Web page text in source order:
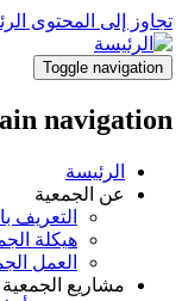
تجاوز إلى المحتوى
Toggle navigation
navigation
الرئيسة
عن الجمعية
التعريف
هيكلة
العمل
مشاريع الجمعية